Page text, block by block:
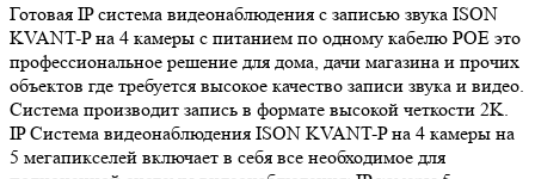
Готовая IP система видеонаблюдения с записью звука ISON
KVANT-P на 4 камеры с питанием по одному кабелю POE это
профессиональное решение для дома, дачи магазина и прочих
объектов где требуется высокое качество записи звука и видео.
Система производит запись в формате высокой четкости 2K.
IP Система видеонаблюдения ISON KVANT-P на 4 камеры на
5 мегапикселей включает в себя все необходимое для